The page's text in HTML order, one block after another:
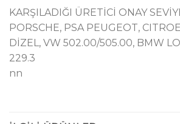
KARŞILADIĞI ÜRETİCİ ONAY
PORSCHE, PSA PEUGEOT,
DİZEL, VW 502.00/505.00, BMW
229.3
nn